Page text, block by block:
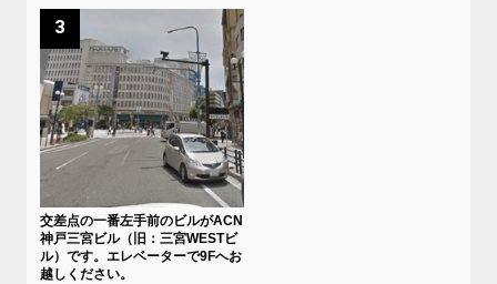
3
交差点の一番左手前のビルがACN
神戸三宮ビル（旧：三宮WESTビ
ル）です。エレベーターで9Fへお
越しください。